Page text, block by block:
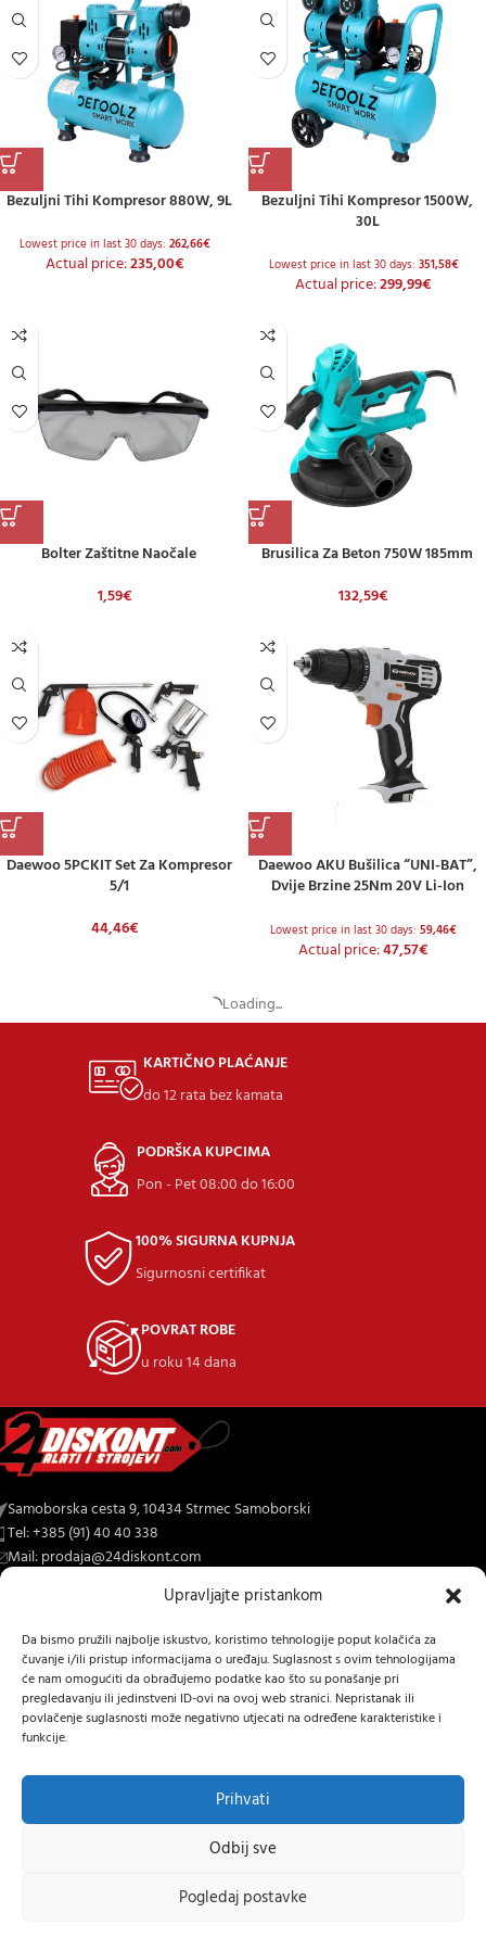
Upravljajte pristankom
Da bismo pružili najbolje iskustvo, koristimo tehnologije poput kolačića za
čuvanje i/ili pristup informacijama o uređaju. Suglasnost s ovim tehnologijama
će nam omogućiti da obrađujemo podatke kao što su ponašanje pri
pregledavanju ili jedinstveni ID-ovi na ovoj web stranici. Nepristanak ili
povlačenje suglasnosti može negativno utjecati na određene karakteristike i
funkcije.
Prihvati
Odbij sve
Pogledaj postavke
Bezuljni Tihi Kompresor 880W, 9L
Lowest price in last 30 days: 262,66€
Actual price:235,00€
Bezuljni Tihi Kompresor 1500W,
30L
Lowest price in last 30 days: 351,58€
Actual price:299,99€
Bolter Zaštitne Naočale
1,59€
Brusilica Za Beton 750W 185mm
132,59€
Daewoo 5PCKIT Set Za Kompresor
5/1
44,46€
Daewoo AKU Bušilica “UNI-BAT”,
Dvije Brzine 25Nm 20V Li-Ion
Lowest price in last 30 days: 59,46€
Actual price:47,57€
BAT”, 1.2J 20V Li-Ion DALRH18-1
Lowest price in last 30 days:78,17€
BAT”, 150mm 20V Li-Ion DALCS18-1
Daewoo AKU Kutna Brusilica “UNI-
BAT”, 115mm 20V Li-Ion DALAG18-1
Lowest price in last 30 days:77,91€
Actual price:62,33€
Daewoo AKU Sabljasta Pila “UNI-
BAT”, 20V Li-Ion DALRC18-1
Lowest price in last 30 days: 70,21
Actual price:56,17€